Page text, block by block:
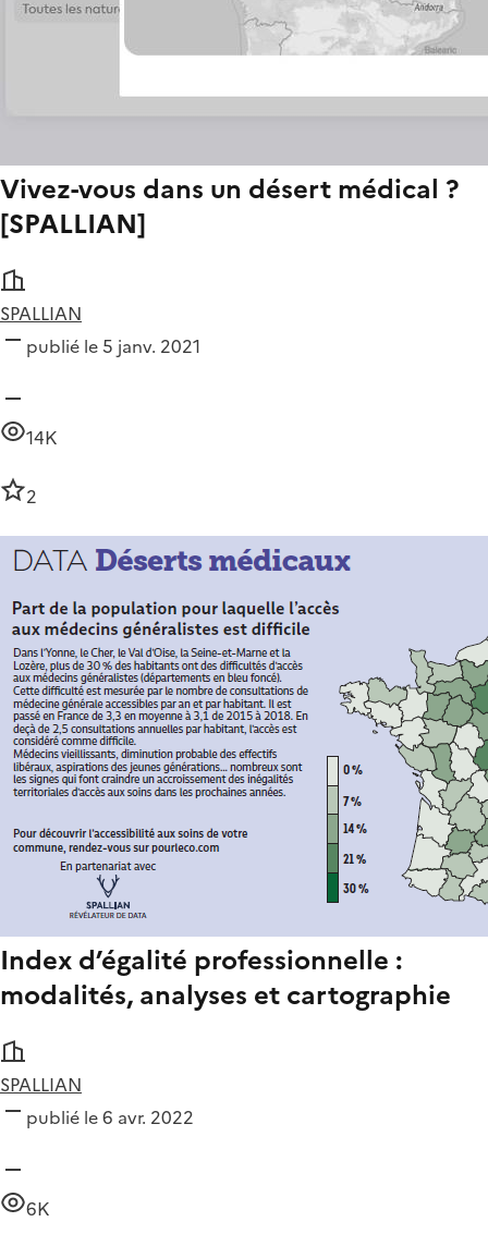
Vivez-vous dans un désert médical ?
[SPALLIAN]
SPALLIAN
publié le 5 janv. 2021
14K
2
Index d’égalité professionnelle :
modalités, analyses et cartographie
SPALLIAN
publié le 6 avr. 2022
6K